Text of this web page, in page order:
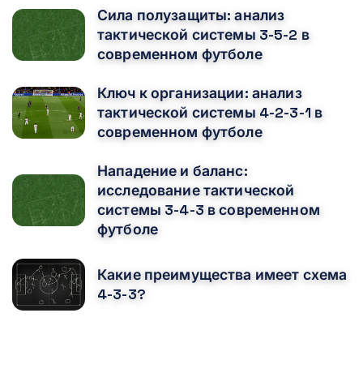
Сила полузащиты: анализ
тактической системы 3-5-2 в
современном футболе
Ключ к организации: анализ
тактической системы 4-2-3-1 в
современном футболе
Нападение и баланс:
исследование тактической
системы 3-4-3 в современном
футболе
Какие преимущества имеет схема
4-3-3?